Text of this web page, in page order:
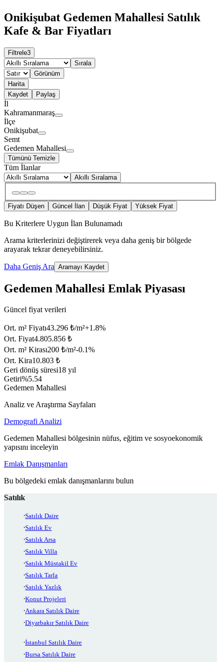
Onikişubat Gedemen Mahallesi Satılık
Kafe & Bar Fiyatları
Filtrele3
Sırala
Görünüm
Harita
Kaydet
Paylaş
İl
Kahramanmaraş
İlçe
Onikişubat
Semt
Gedemen Mahallesi
Tümünü Temizle
Tüm İlanlar
Akıllı Sıralama
Fiyatı Düşen Güncel İlan Düşük Fiyat Yüksek Fiyat
Bu Kriterlere Uygun İlan Bulunamadı
Arama kriterlerinizi değiştirerek veya daha geniş bir bölgede
arayarak tekrar deneyebilirsiniz.
Daha Geniş Ara Aramayı Kaydet
Gedemen Mahallesi Emlak Piyasası
Güncel fiyat verileri
Ort. m² Fiyatı43.296 ₺/m²+1.8%
Ort. Fiyat4.805.856 ₺
Ort. m² Kirası200 ₺/m²-0.1%
Ort. Kira10.803 ₺
Geri dönüş süresi18 yıl
Getiri%5.54
Gedemen Mahallesi
Analiz ve Araştırma Sayfaları
Demografi Analizi
Gedemen Mahallesi bölgesinin nüfus, eğitim ve sosyoekonomik
yapısını inceleyin
Emlak Danışmanları
Bu bölgedeki emlak danışmanlarını bulun
Satılık
Satılık Daire
Satılık Ev
Satılık Arsa
Satılık Villa
Satılık Müstakil Ev
Satılık Tarla
Satılık Yazlık
Konut Projeleri
Ankara Satılık Daire
Diyarbakır Satılık Daire
İstanbul Satılık Daire
Bursa Satılık Daire